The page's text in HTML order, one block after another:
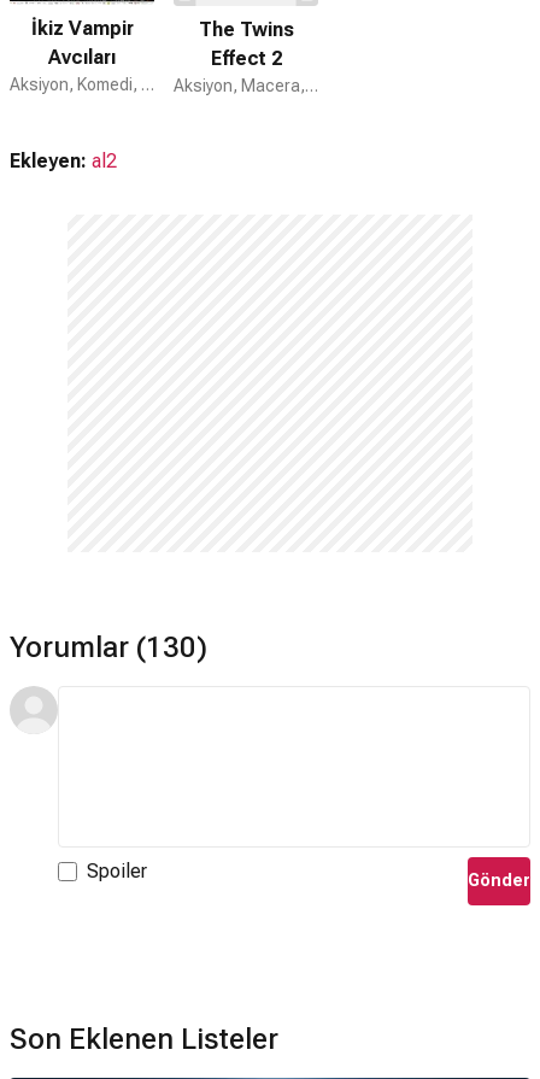
İkiz Vampir
Avcıları
Aksiyon, Komedi, Korku
The Twins
Effect 2
Aksiyon, Macera, Komedi
Ekleyen: al2
Yorumlar (130)
Spoiler Gönder
Son Eklenen Listeler